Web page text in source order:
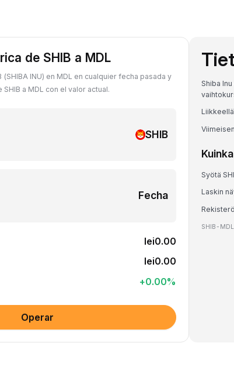
de SHIB a MDL
(SHIBA INU) en MDL en cualquier fecha pasada y
a MDL con el valor actual.
SHIB
Fecha
lei0.00
lei0.00
+0.00%
Operar
Shiba
Syötä
Laskin
SHIB-